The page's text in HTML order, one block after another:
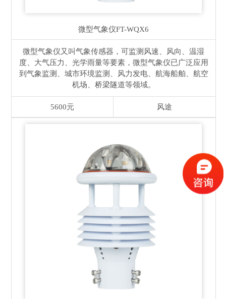
微型气象仪FT-WQX6
微型气象仪又叫气象传感器，可监测风速、风向、温湿
度、大气压力、光学雨量等要素，微型气象仪已广泛应用
到气象监测、城市环境监测、风力发电、航海船舶、航空
机场、桥梁隧道等领域。
5600元 风途